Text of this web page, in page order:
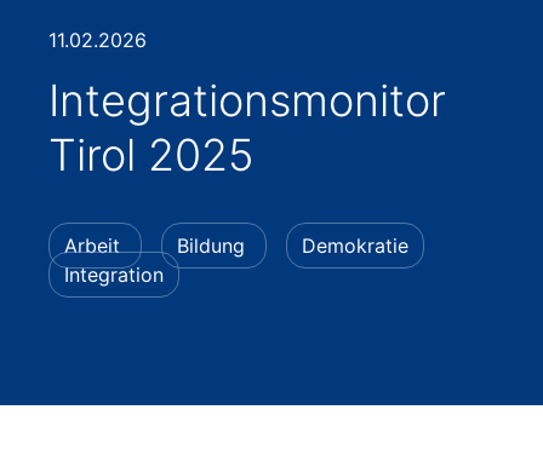
11.02.2026
Integrationsmonitor
Tirol 2025
Arbeit Bildung
Demokratie
Integration